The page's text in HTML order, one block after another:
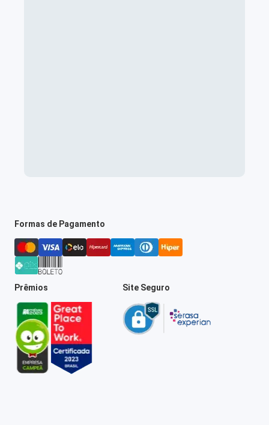
Formas de Pagamento
Prêmios Site Seguro